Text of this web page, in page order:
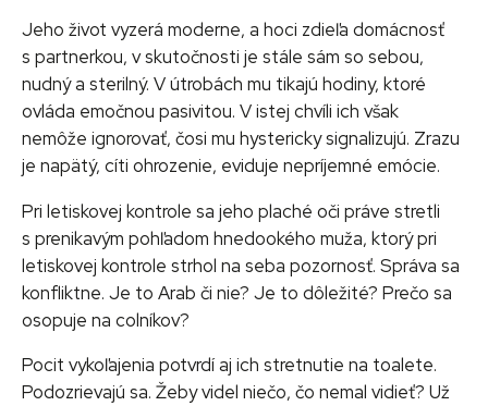
Jeho život vyzerá moderne, a hoci zdieľa domácnosť
s partnerkou, v skutočnosti je stále sám so sebou,
nudný a sterilný. V útrobách mu tikajú hodiny, ktoré
ovláda emočnou pasivitou. V istej chvíli ich však
nemôže ignorovať, čosi mu hystericky signalizujú. Zrazu
je napätý, cíti ohrozenie, eviduje nepríjemné emócie.
Pri letiskovej kontrole sa jeho plaché oči práve stretli
s prenikavým pohľadom hnedookého muža, ktorý pri
letiskovej kontrole strhol na seba pozornosť. Správa sa
konfliktne. Je to Arab či nie? Je to dôležité? Prečo sa
osopuje na colníkov?
Pocit vykoľajenia potvrdí aj ich stretnutie na toalete.
Podozrievajú sa. Žeby videl niečo, čo nemal vidieť? Už